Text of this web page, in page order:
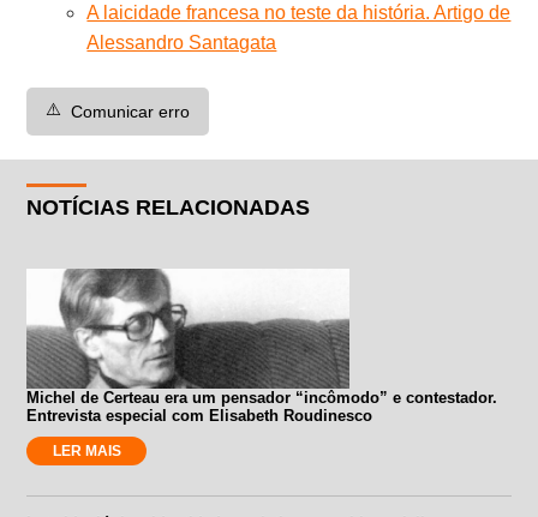
A laicidade francesa no teste da história. Artigo de
Alessandro Santagata
⚠️ Comunicar erro
NOTÍCIAS RELACIONADAS
Michel de Certeau era um pensador “incômodo” e contestador.
Entrevista especial com Elisabeth Roudinesco
LER MAIS